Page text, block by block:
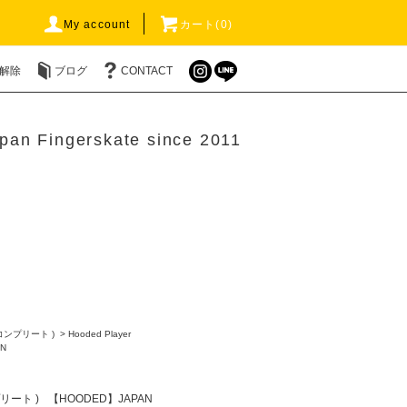
My account カート(0)
除 ブログ CONTACT
Fingerskate since 2011
ンプリート ) > Hooded Player
ート ) 【HOODED】JAPAN